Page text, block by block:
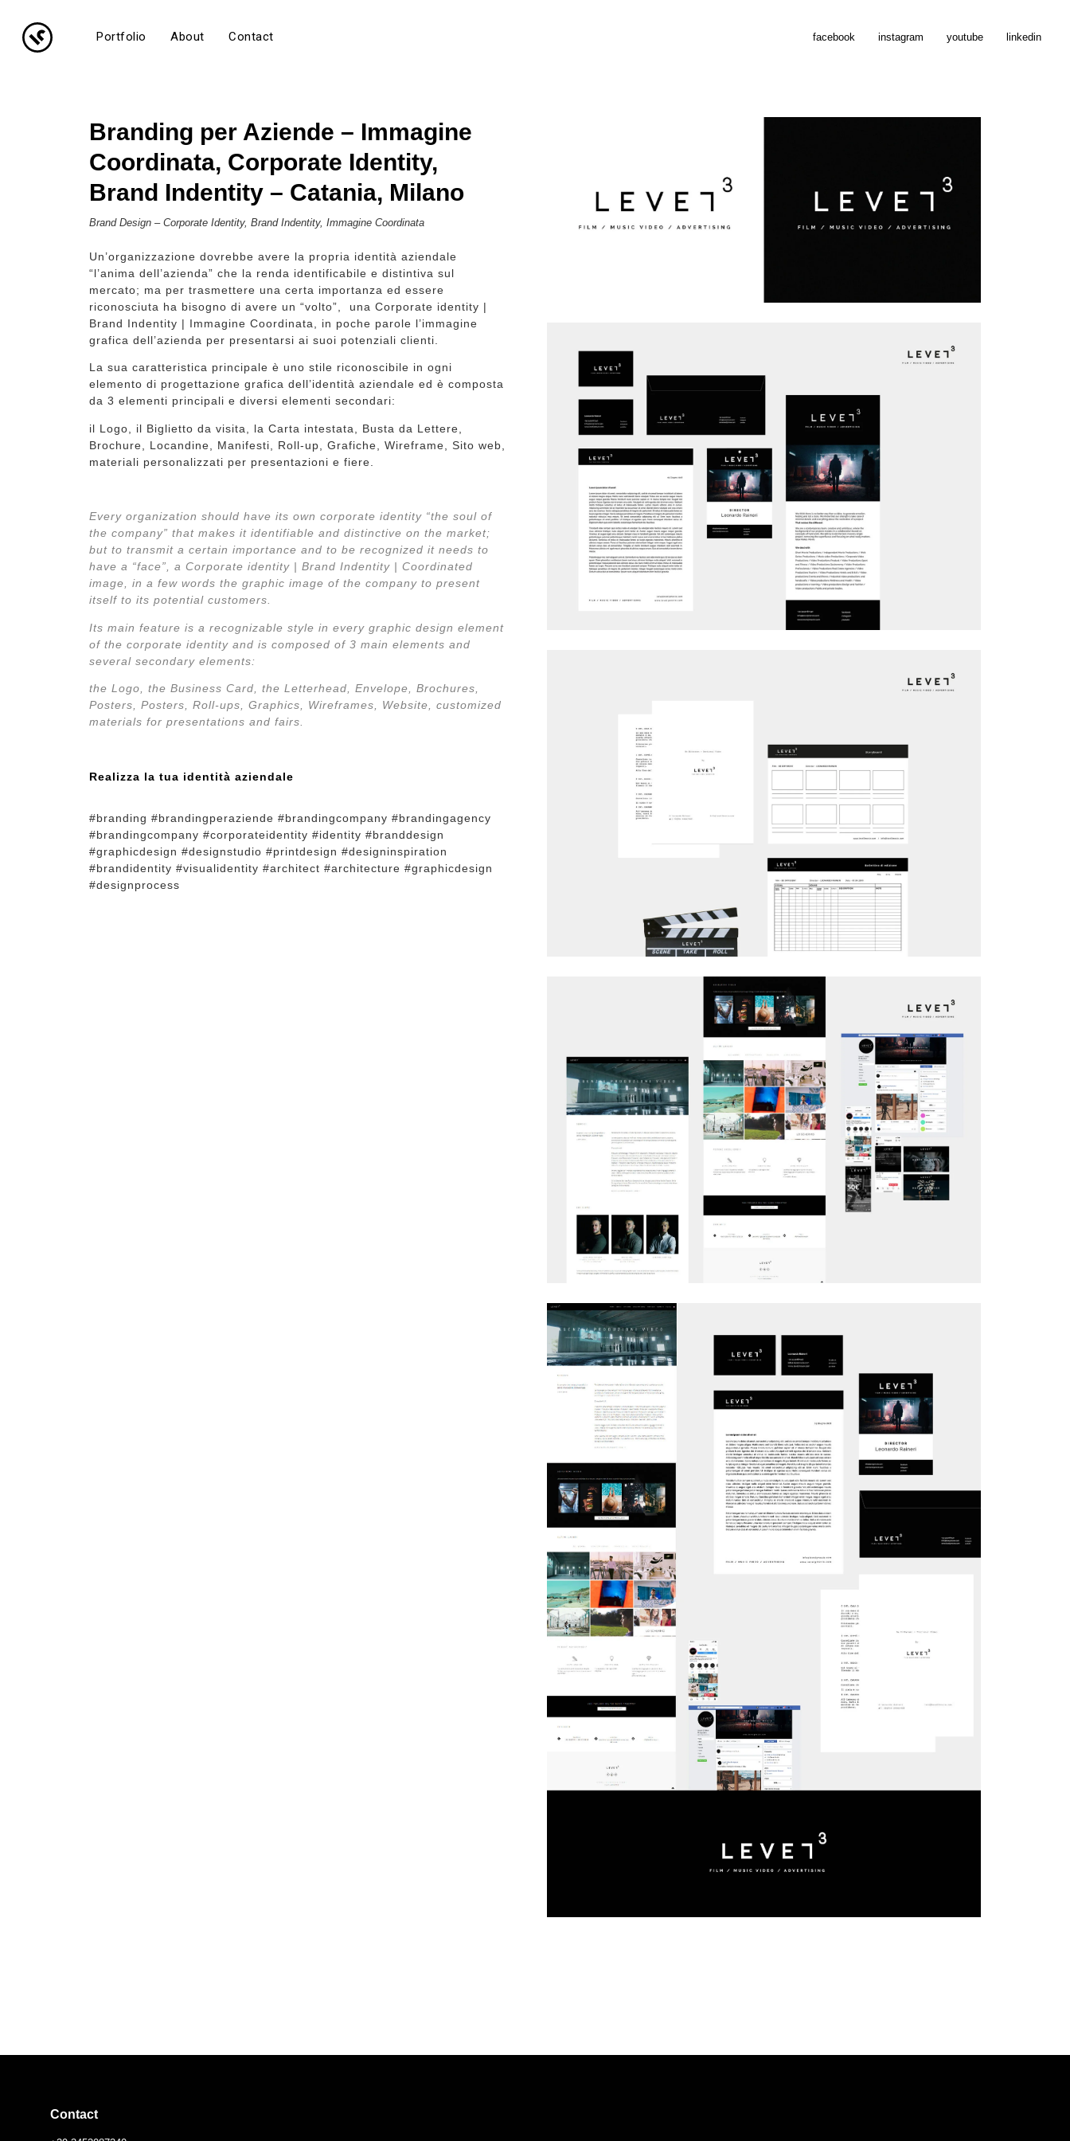
Portfolio About Contact facebook instagram youtube linkedin
Branding per Aziende – Immagine
Coordinata, Corporate Identity,
Brand Indentity – Catania, Milano
Brand Design – Corporate Identity, Brand Indentity, Immagine Coordinata
Un’organizzazione dovrebbe avere la propria identità aziendale
“l’anima dell’azienda” che la renda identificabile e distintiva sul
mercato; ma per trasmettere una certa importanza ed essere
riconosciuta ha bisogno di avere un “volto”, una Corporate identity |
Brand Indentity | Immagine Coordinata, in poche parole l’immagine
grafica dell’azienda per presentarsi ai suoi potenziali clienti.
La sua caratteristica principale è uno stile riconoscibile in ogni
elemento di progettazione grafica dell’identità aziendale ed è composta
da 3 elementi principali e diversi elementi secondari:
il Logo, il Biglietto da visita, la Carta intestata, Busta da Lettere,
Brochure, Locandine, Manifesti, Roll-up, Grafiche, Wireframe, Sito web,
materiali personalizzati per presentazioni e fiere.
Every organization should have its own corporate identity “the soul of
the company” that makes it identifiable and distinctive on the market;
but to transmit a certain importance and to be recognized it needs to
have a “face”, a Corporate identity | Brand Indentity | Coordinated
image, in a few words the graphic image of the company to present
itself to its potential customers.
Its main feature is a recognizable style in every graphic design element
of the corporate identity and is composed of 3 main elements and
several secondary elements:
the Logo, the Business Card, the Letterhead, Envelope, Brochures,
Posters, Posters, Roll-ups, Graphics, Wireframes, Website, customized
materials for presentations and fairs.
Realizza la tua identità aziendale
#branding #brandingperaziende #brandingcompany #brandingagency
#brandingcompany #corporateidentity #identity #branddesign
#graphicdesign #designstudio #printdesign #designinspiration
#brandidentity #visualidentity #architect #architecture #graphicdesign
#designprocess
Contact